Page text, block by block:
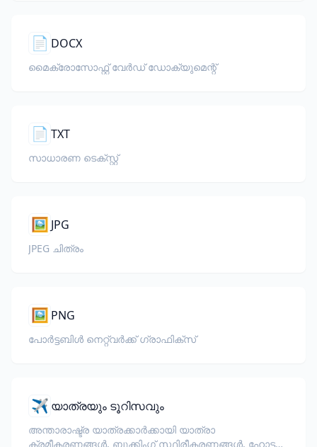
📄 DOCX
മൈക്രോസോഫ്റ്റ് വേർഡ് ഡോക്യുമെന്റ്
📄 TXT
സാധാരണ ടെക്സ്റ്റ്
🖼️ JPG
JPEG ചിത്രം
🖼️ PNG
പോർട്ടബിൾ നെറ്റ്‌വർക്ക് ഗ്രാഫിക്സ്
✈️ യാത്രയും ടൂറിസവും
അന്താരാഷ്ട്ര യാത്രക്കാർക്കായി യാത്രാ
ക്രമീകരണങ്ങൾ, ബുക്കിംഗ് സ്ഥിരീകരണങ്ങൾ, ഹോട്ടൽ